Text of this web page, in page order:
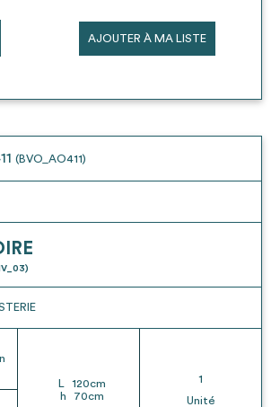
AJOUTER À MA LISTE
(BVO_AO411)
L 120cm
h
70cm
1
Unité